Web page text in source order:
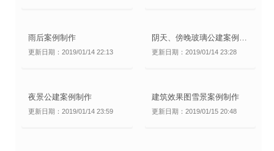
雨后案例制作
更新日期：2019/01/14 22:13
阴天、傍晚玻璃公建案例制作
更新日期：2019/01/14 23:28
夜景公建案例制作
更新日期：2019/01/14 23:59
建筑效果图雪景案例制作
更新日期：2019/01/15 20:48